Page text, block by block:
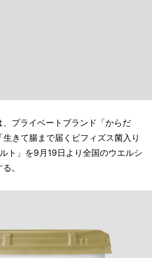
、プライベートブランド「からだ
きて腸まで届くビフィズス菌入り
ト」を9月19日より全国のウエルシ
。